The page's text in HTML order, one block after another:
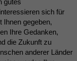
gutes
sich für
Ihnen gegeben,
Ihre Gedanken,
die Zukunft zu
anderer Länder